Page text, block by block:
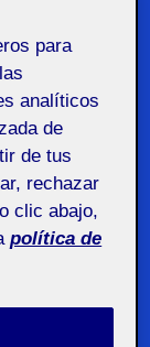
la
para
analíticos
de
de tus
rechazar
clic abajo,
política de